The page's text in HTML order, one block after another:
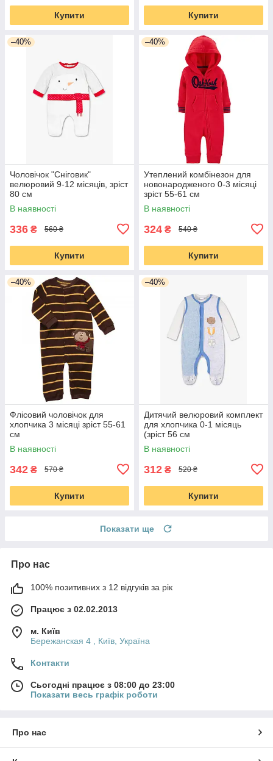
Купити Купити
–40%
Чоловічок "Сніговик"
велюровий 9-12 місяців, зріст
80 см
В наявності
336 ₴ 560 ₴
Купити
–40%
Утеплений комбінезон для
новонародженого 0-3 місяці
зріст 55-61 см
В наявності
324 ₴ 540 ₴
Купити
–40%
Флісовий чоловічок для
хлопчика 3 місяці зріст 55-61
см
В наявності
342 ₴ 570 ₴
Купити
–40%
Дитячий велюровий комплект
для хлопчика 0-1 місяць
(зріст 56 см
В наявності
312 ₴ 520 ₴
Купити
Показати ще
Про нас
100% позитивних з 12 відгуків за рік
Працює з 02.02.2013
м. Київ
Бережанская 4 , Київ, Україна
Контакти
Сьогодні працює з 08:00 до 23:00
Показати весь графік роботи
Про нас